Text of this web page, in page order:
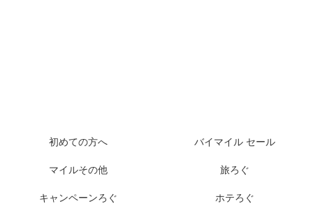
初めての方へ バイマイル セール
マイルその他 旅ろぐ
キャンペーンろぐ ホテろぐ